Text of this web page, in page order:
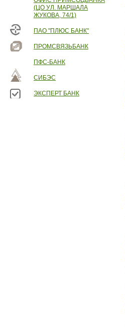
(ЦО УЛ. МАРШАЛА
ЖУКОВА, 74/1)
ПАО "ПЛЮС БАНК"
ПРОМСВЯЗЬБАНК
ПФС-БАНК
СИБЭС
ЭКСПЕРТ БАНК